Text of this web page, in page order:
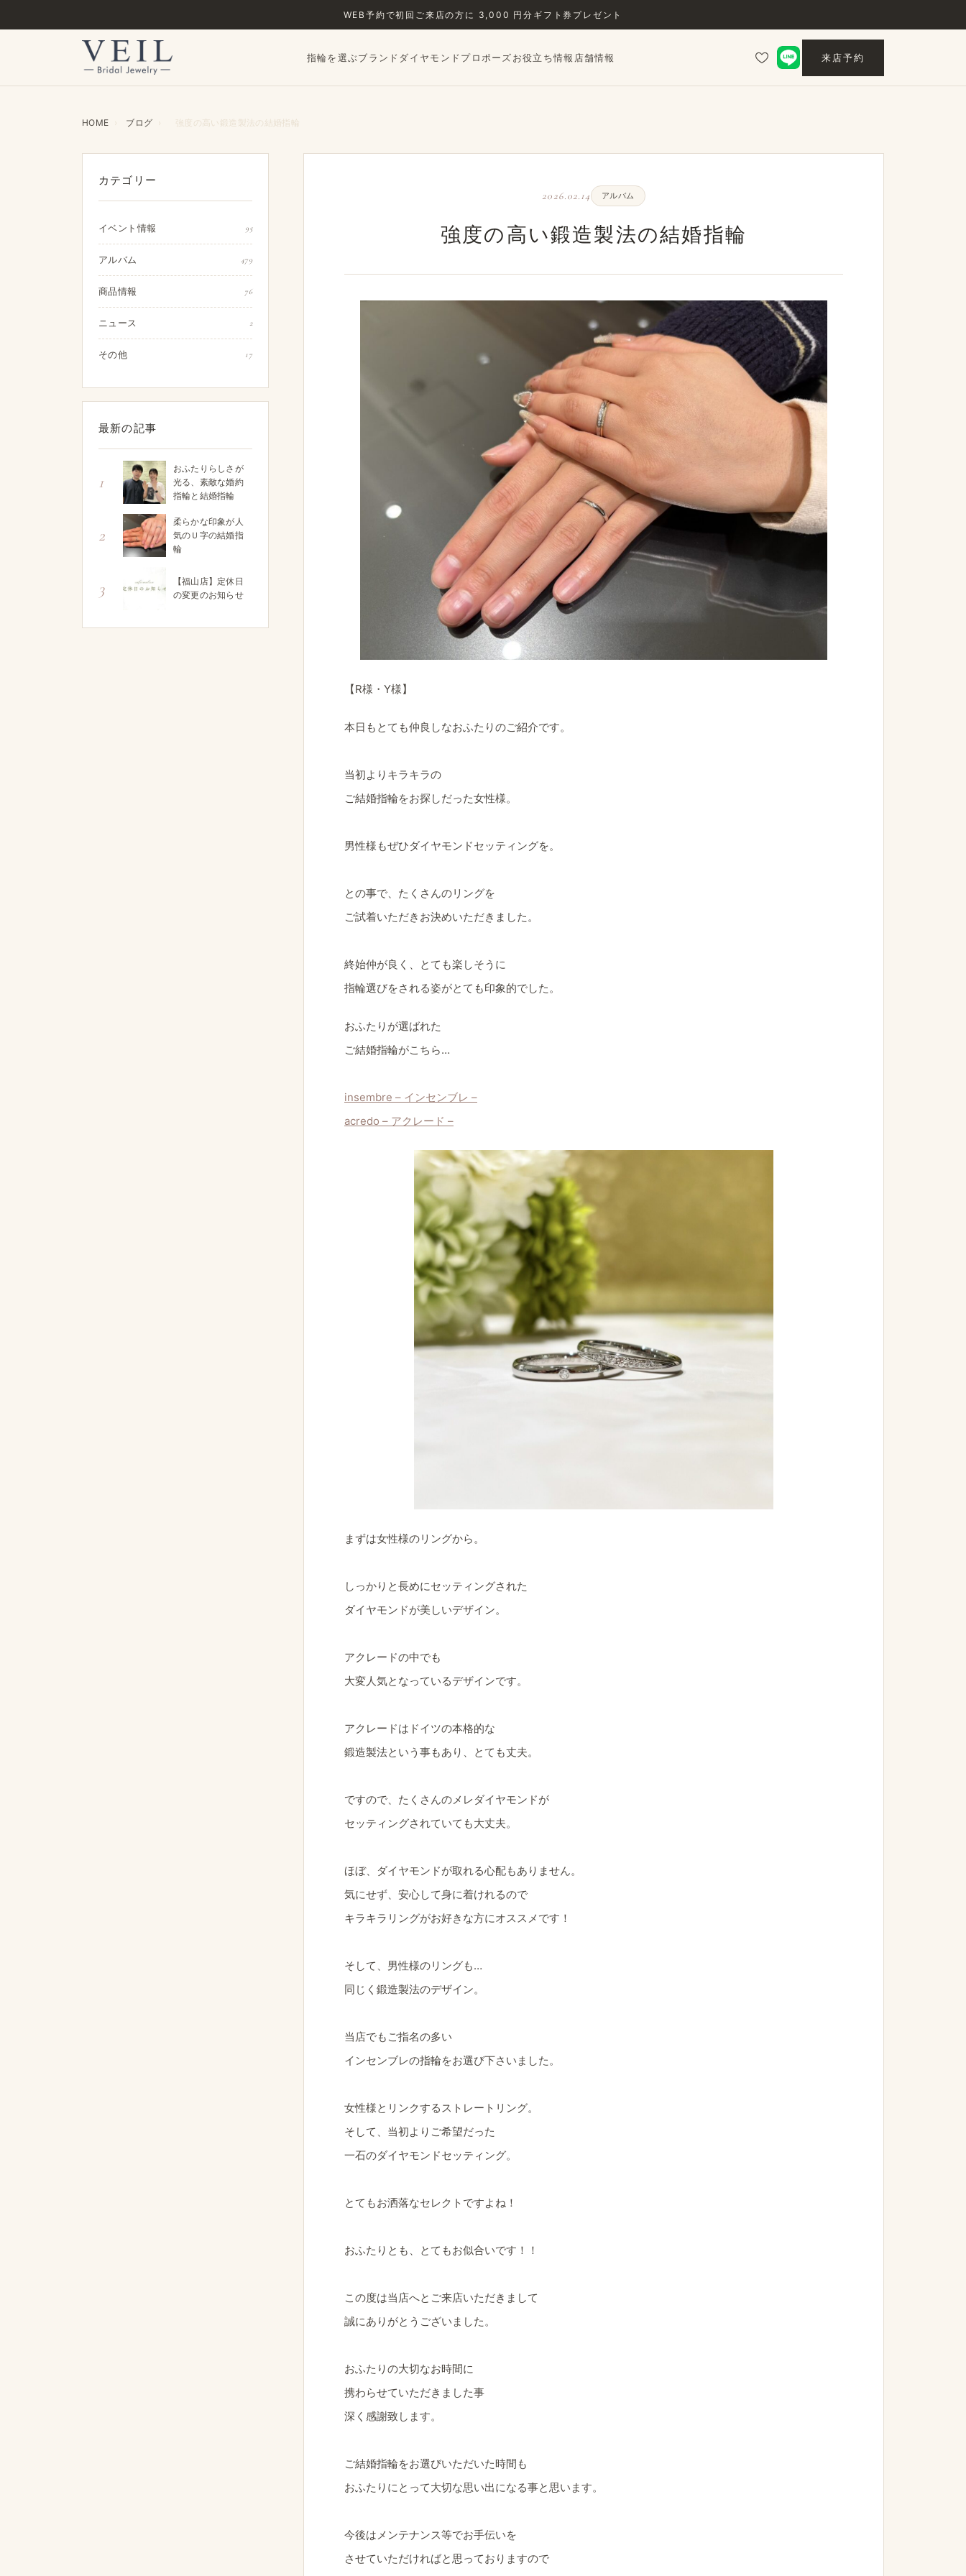
WEB予約で初回ご来店の方に 3,000 円分ギフト券プレゼント
指輪を選ぶブランドダイヤモンドプロポーズお役立ち情報 店舗情報 来店予約
HOME › ブログ › 強度の高い鍛造製法の結婚指輪
カテゴリー
イベント情報 95
アルバム 479
商品情報 76
ニュース 2
その他 17
最新の記事
1
おふたりらしさが
光る、素敵な婚約
指輪と結婚指輪
2
柔らかな印象が人
気のＵ字の結婚指
輪
3
【福山店】定休日
の変更のお知らせ
2026.02.14 アルバム
強度の高い鍛造製法の結婚指輪
【R様・Y様】
本日もとても仲良しなおふたりのご紹介です。
当初よりキラキラの
ご結婚指輪をお探しだった女性様。
男性様もぜひダイヤモンドセッティングを。
との事で、たくさんのリングを
ご試着いただきお決めいただきました。
終始仲が良く、とても楽しそうに
指輪選びをされる姿がとても印象的でした。
おふたりが選ばれた
ご結婚指輪がこちら…
insembre – インセンブレ –
acredo – アクレード –
まずは女性様のリングから。
しっかりと長めにセッティングされた
ダイヤモンドが美しいデザイン。
アクレードの中でも
大変人気となっているデザインです。
アクレードはドイツの本格的な
鍛造製法という事もあり、とても丈夫。
ですので、たくさんのメレダイヤモンドが
セッティングされていても大丈夫。
ほぼ、ダイヤモンドが取れる心配もありません。
気にせず、安心して身に着けれるので
キラキラリングがお好きな方にオススメです！
そして、男性様のリングも…
同じく鍛造製法のデザイン。
当店でもご指名の多い
インセンブレの指輪をお選び下さいました。
女性様とリンクするストレートリング。
そして、当初よりご希望だった
一石のダイヤモンドセッティング。
とてもお洒落なセレクトですよね！
おふたりとも、とてもお似合いです！！
この度は当店へとご来店いただきまして
誠にありがとうございました。
おふたりの大切なお時間に
携わらせていただきました事
深く感謝致します。
ご結婚指輪をお選びいただいた時間も
おふたりにとって大切な思い出になる事と思います。
今後はメンテナンス等でお手伝いを
させていただければと思っておりますので